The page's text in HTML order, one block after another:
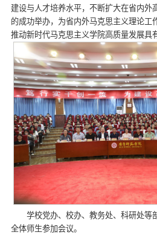
建设与人才培养水平，不断扩大在省内外
的成功举办，为省内外马克思主义理论工
推动新时代马克思主义学院高质量发展具
学校党办、校办、教务处、科研处等
全体师生参加会议。